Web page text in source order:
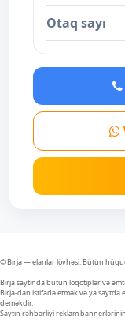
Otaq sayı
© Birja — elanlar lövhəsi. Bütün
Birja saytında bütün loqotiplər və
Birja-dan istifadə etmək və ya saytda
deməkdir.
Saytın rəhbərliyi reklam